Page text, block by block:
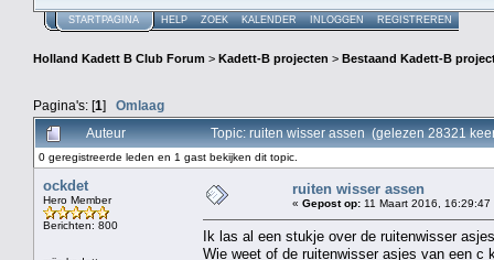
STARTPAGINA HELP ZOEK KALENDER INLOGGEN REGISTREREN
Holland Kadett B Club Forum > Kadett-B projecten > Bestaand Kadett-B
Pagina's: [1] Omlaag
Auteur
Topic: ruiten wisser assen (gelezen 28321
0 geregistreerde leden en 1 gast bekijken dit topic.
ockdet
Hero Member
Berichten: 800
ruiten wisser assen
« Gepost op: 11 Maart 2016, 16:29:47
Ik las al een stukje over de ruitenwisser
Wie weet of de ruitenwisser asjes van een c